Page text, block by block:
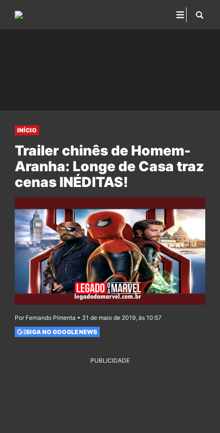
INÍCIO
Trailer chinês de Homem-
Aranha: Longe de Casa traz
cenas INÉDITAS!
Por Fernando Pimenta • 31 de maio de 2019, às 10:57
SIGA NO GOOGLE NEWS
PUBLICIDADE